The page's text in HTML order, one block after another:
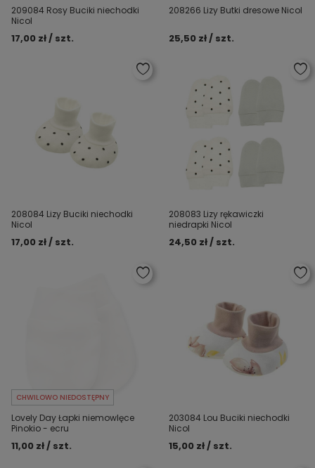
209084 Rosy Buciki niechodki
Nicol
17,00 zł / szt.
208266 Lizy Butki dresowe Nicol
25,50 zł / szt.
208084 Lizy Buciki niechodki
Nicol
17,00 zł / szt.
208083 Lizy rękawiczki
niedrapki Nicol
24,50 zł / szt.
CHWILOWO NIEDOSTĘPNY
Lovely Day Łapki niemowlęce
Pinokio - ecru
11,00 zł / szt.
203084 Lou Buciki niechodki
Nicol
15,00 zł / szt.